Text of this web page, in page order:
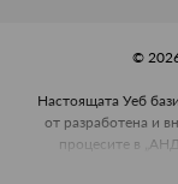
©
Настоящата Уеб
от разработена и
процесите в
BG16RFOP002-